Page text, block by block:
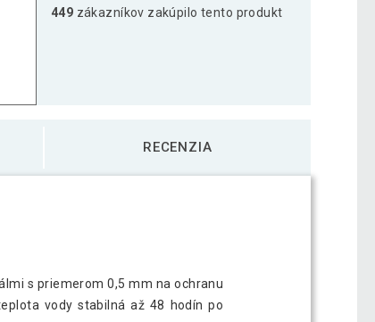
449 zákazníkov zakúpilo tento produkt
RECENZIA
s priemerom 0,5 mm na ochranu
vody stabilná až 48 hodín po